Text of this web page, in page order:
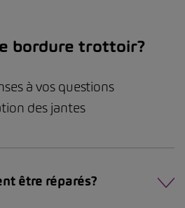
bordure trottoir?
à vos questions
des jantes
être réparés?